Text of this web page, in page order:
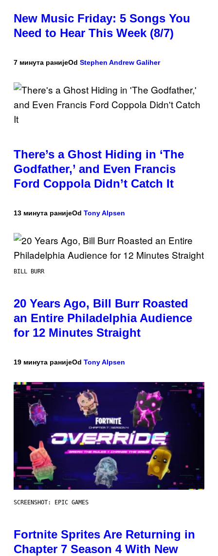
New Music Friday: 5 Songs You
Need to Hear This Week (8/7)
7 минута ранијеOd Stephen Andrew Galiher
There’s a Ghost Hiding in ‘The
Godfather,’ and Even Francis
Ford Coppola Didn’t Catch It
13 минута ранијеOd Tony Alpsen
BILL BURR
20 Years Ago, Bill Burr Roasted
an Entire Philadelphia Audience
for 12 Minutes Straight
19 минута ранијеOd Tony Alpsen
SCREENSHOT: EPIC GAMES
Fortnite Sprites Are Returning in
Chapter 7 Season 4 With New